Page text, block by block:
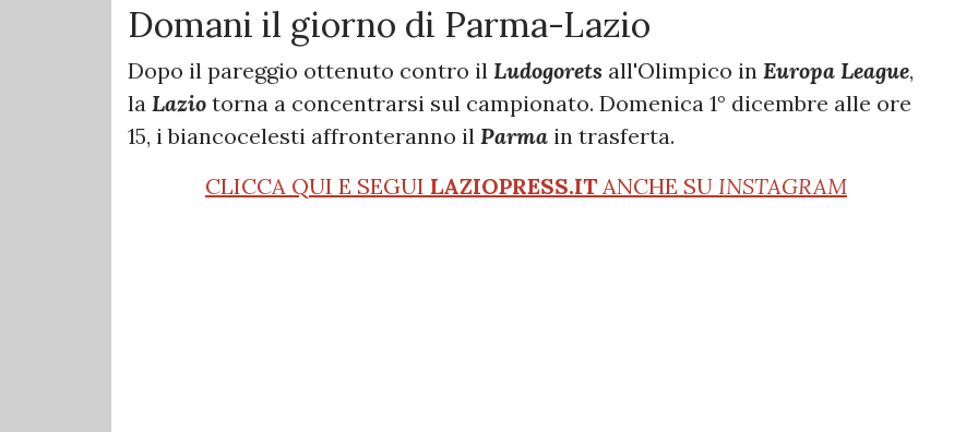
Domani il giorno di Parma-Lazio
Dopo il pareggio ottenuto contro il Ludogorets all'Olimpico in Europa League,
la Lazio torna a concentrarsi sul campionato. Domenica 1° dicembre alle ore
15, i biancocelesti affronteranno il Parma in trasferta.
CLICCA QUI E SEGUI LAZIOPRESS.IT ANCHE SU INSTAGRAM